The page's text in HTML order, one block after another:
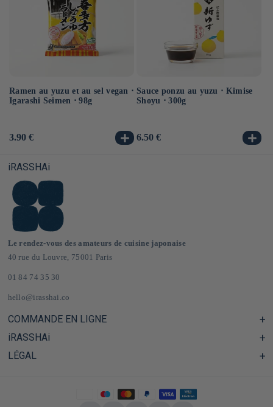
Ramen au yuzu et au sel vegan ⋅
Igarashi Seimen ⋅ 98g
Prix
3.90 €
Sauce ponzu au yuzu ⋅ Kimise
Shoyu ⋅ 300g
Prix
6.50 €
iRASSHAi
Le rendez-vous des amateurs de cuisine japonaise
40 rue du Louvre, 75001 Paris
01 84 74 35 30
hello@irasshai.co
COMMANDE EN LIGNE
Centre d'aide & FAQ
Livraison et frais de port en France & Europe
iRASSHAi
Les horaires du 40 rue du Louvre, Paris
LÉGAL